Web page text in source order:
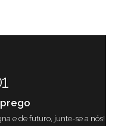
e de futuro, junte-se a nós!